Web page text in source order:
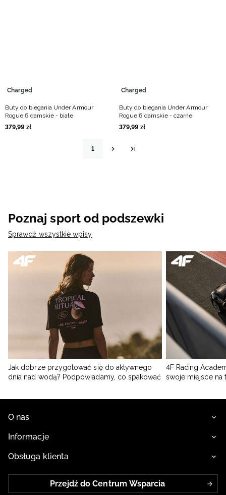
Charged
Buty do biegania Under Armour
Rogue 6 damskie - białe
379,99 zł
Charged
Buty do biegania Under Armour
Rogue 6 damskie - czarne
379,99 zł
1
Poznaj sport od podszewki
Sprawdź wszystkie wpisy
Jak dobrze przygotować się do aktywnego
dnia nad wodą? Podpowiadamy, co spakować
4F Racing
swoje miejsce na
O nas
Informacje
Obsługa klienta
Przejdź do Centrum Wsparcia